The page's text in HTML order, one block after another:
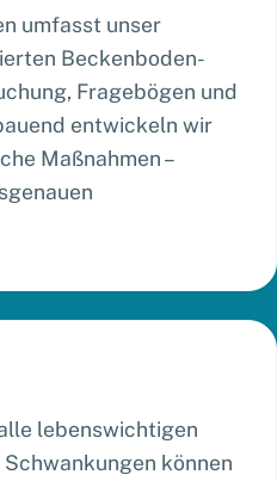
umfasst unser
Beckenboden-
Fragebögen und
entwickeln wir
Maßnahmen –
lebenswichtigen
können